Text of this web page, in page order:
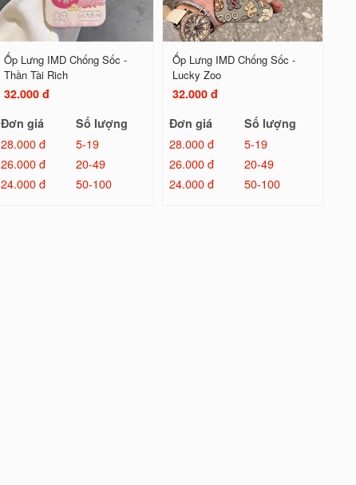
Ốp Lưng IMD Chống Sốc -
Thần Tài Rich
32.000 đ
Đơn giá
Số lượng
28.000 đ
5-19
26.000 đ
20-49
24.000 đ
50-100
Ốp Lưng IMD Chống Sốc -
Lucky Zoo
32.000 đ
Đơn giá
Số lượng
28.000 đ
5-19
26.000 đ
20-49
24.000 đ
50-100